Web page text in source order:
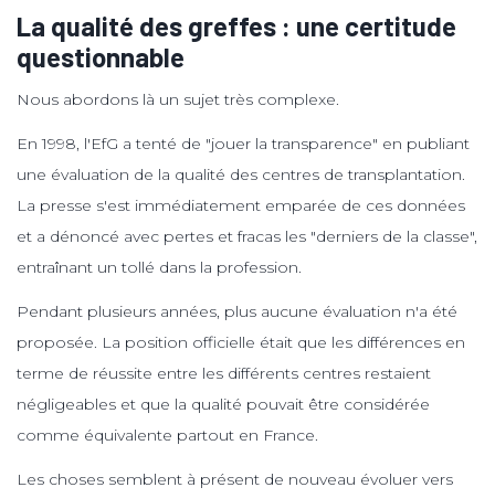
La qualité des greffes : une certitude
questionnable
Nous abordons là un sujet très complexe.
En 1998, l'EfG a tenté de "jouer la transparence" en publiant
une évaluation de la qualité des centres de transplantation.
La presse s'est immédiatement emparée de ces données
et a dénoncé avec pertes et fracas les "derniers de la classe",
entraînant un tollé dans la profession.
Pendant plusieurs années, plus aucune évaluation n'a été
proposée. La position officielle était que les différences en
terme de réussite entre les différents centres restaient
négligeables et que la qualité pouvait être considérée
comme équivalente partout en France.
Les choses semblent à présent de nouveau évoluer vers